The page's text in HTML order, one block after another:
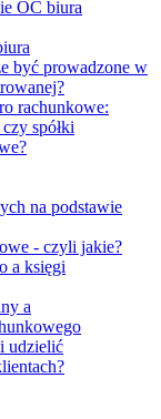
OC biura
być prowadzone w
rachunkowe:
spółki
na podstawie
- czyli jakie?
a księgi
a
udzielić